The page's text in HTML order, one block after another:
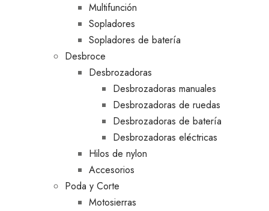
Multifunción
Sopladores
Sopladores de batería
Desbroce
Desbrozadoras
Desbrozadoras manuales
Desbrozadoras de ruedas
Desbrozadoras de batería
Desbrozadoras eléctricas
Hilos de nylon
Accesorios
Poda y Corte
Motosierras